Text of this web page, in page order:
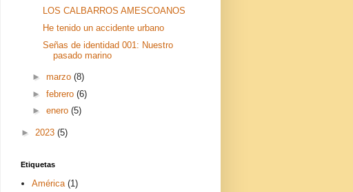
LOS CALBARROS AMESCOANOS
He tenido un accidente urbano
Señas de identidad 001: Nuestro
pasado marino
► marzo (8)
► febrero (6)
► enero (5)
► 2023 (5)
Etiquetas
América (1)